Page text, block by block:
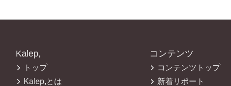
Kalep,
トップ
Kalep,とは
コンテンツ
コンテンツトップ
新着リポート